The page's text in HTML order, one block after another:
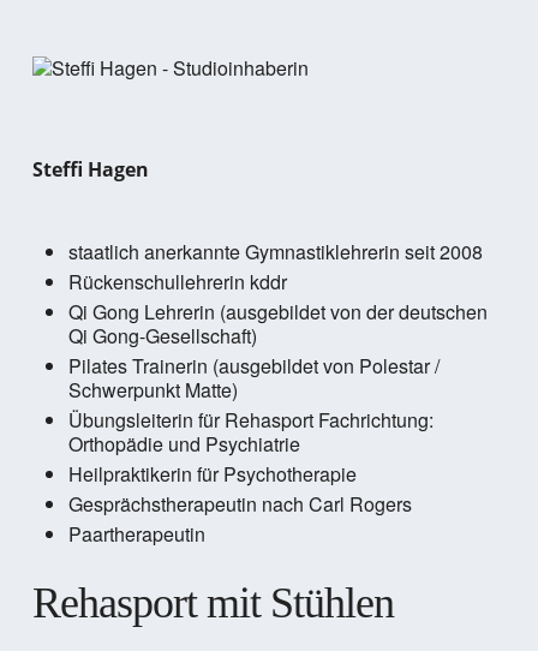
Steffi Hagen
staatlich anerkannte Gymnastiklehrerin seit 2008
Rückenschullehrerin kddr
Qi Gong Lehrerin (ausgebildet von der deutschen
Qi Gong-Gesellschaft)
Pilates Trainerin (ausgebildet von Polestar /
Schwerpunkt Matte)
Übungsleiterin für Rehasport Fachrichtung:
Orthopädie und Psychiatrie
Heilpraktikerin für Psychotherapie
Gesprächstherapeutin nach Carl Rogers
Paartherapeutin
Rehasport mit Stühlen